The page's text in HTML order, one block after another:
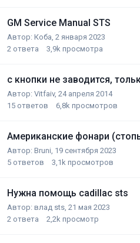
GM Service Manual STS
Автор: Коба 2 января 2023
2 ответа 3,9k просмотра
с кнопки не заводится,
Автор: Vitfaiv, 24 апреля 2014
15 ответов 6,8k просмотров
Американские фонари
Автор: Bruni 19 сентября 2023
5 ответов 3,1k просмотров
Нужна помощь cadillac sts
Автор: влад sts 21 мая 2023
2 ответа 2,2k просмотр